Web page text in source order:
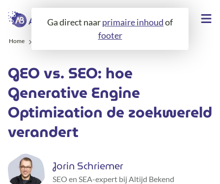
Ga direct naarprimaire inhoudof
footer
Home GEO vs. SEO
GEO vs. SEO: hoe
Generative Engine
Optimization de zoekwereld
verandert
Jorin Schriemer
SEO en SEA-expert bij Altijd Bekend